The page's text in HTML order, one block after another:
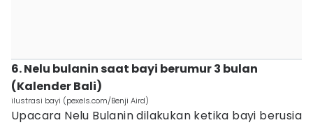
6. Nelu bulanin saat bayi berumur 3 bulan
(Kalender Bali)
ilustrasi bayi (pexels.com/Benji Aird)
Upacara Nelu Bulanin dilakukan ketika bayi berusia